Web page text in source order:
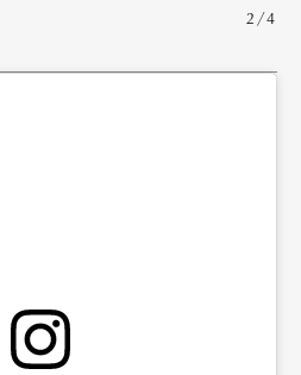
2/4